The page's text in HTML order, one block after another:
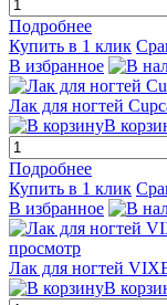
Подробнее
Купить в 1 клик
В избранное
Лак для ногтей
В
Подробнее
Купить в 1 клик
В избранное
просмотр
Лак для ногтей
В